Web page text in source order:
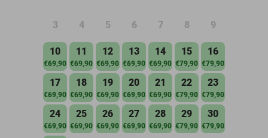
3 4 5 6 7 8 9
10
€69,90
11
€69,90
12
€69,90
13
€69,90
14
€69,90
15
€79,90
16
€79,90
17
€69,90
18
€69,90
19
€69,90
20
€69,90
21
€69,90
22
€79,90
23
€79,90
24
€69,90
25
€69,90
26
€69,90
27
€69,90
28
€69,90
29
€79,90
30
€79,90